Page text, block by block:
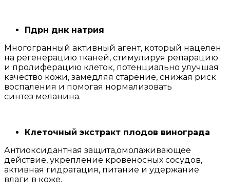
Пдрн днк натрия
Многогранный активный агент, который нацелен
на регенерацию тканей, стимулируя репарацию
и пролиферацию клеток, потенциально улучшая
качество кожи, замедляя старение, снижая риск
воспаления и помогая нормализовать
синтез меланина.
Клеточный экстракт плодов винограда
Антиоксидантная защита,омолаживающее
действие, укрепление кровеносных сосудов,
активная гидратация, питание и удержание
влаги в коже.